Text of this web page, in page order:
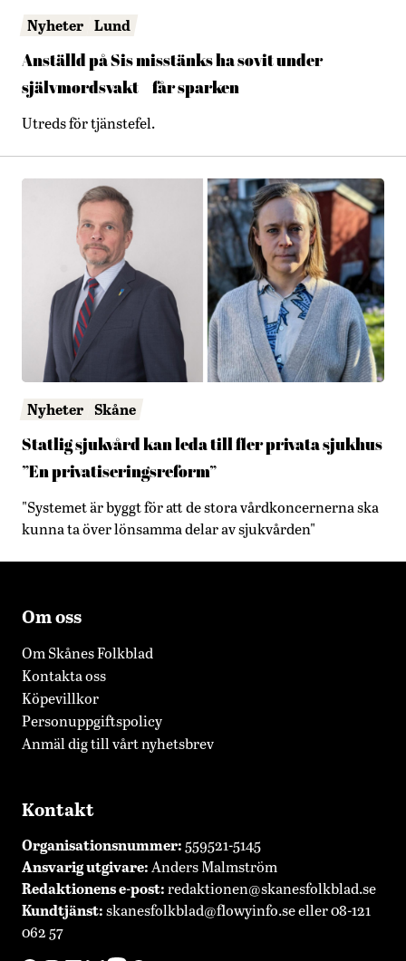
Nyheter Lund
Anställd på Sis misstänks ha sovit under
självmordsvakt – får sparken
Utreds för tjänstefel.
Nyheter Skåne
Statlig sjukvård kan leda till fler privata sjukhus
”En privatiseringsreform”
"Systemet är byggt för att de stora vårdkoncernerna ska
kunna ta över lönsamma delar av sjukvården"
Om oss
Om Skånes Folkblad
Kontakta oss
Köpevillkor
Personuppgiftspolicy
Anmäl dig till vårt nyhetsbrev
Kontakt
Organisationsnummer: 559521-5145
Ansvarig utgivare: Anders Malmström
Redaktionense-post:redaktionen@skanesfolkblad.se
Kundtjänst:skanesfolkblad@flowyinfo.seeller 08-121
062 57